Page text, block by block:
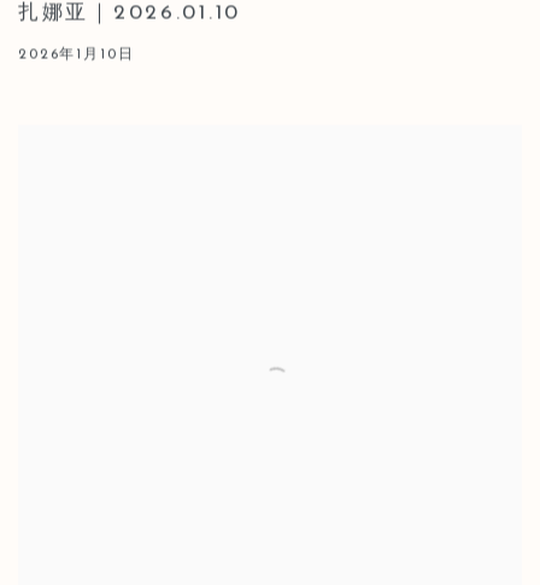
扎娜亚｜2026.01.10
2026年1月10日